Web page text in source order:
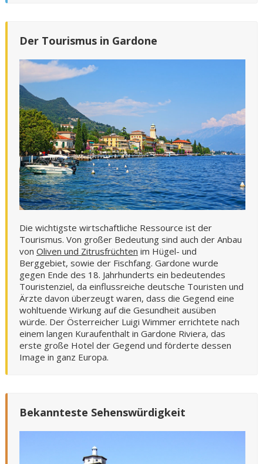
Der Tourismus in Gardone
Die wichtigste wirtschaftliche Ressource ist der
Tourismus. Von großer Bedeutung sind auch der Anbau
von Oliven und Zitrusfrüchten im Hügel- und
Berggebiet, sowie der Fischfang. Gardone wurde
gegen Ende des 18. Jahrhunderts ein bedeutendes
Touristenziel, da einflussreiche deutsche Touristen und
Ärzte davon überzeugt waren, dass die Gegend eine
wohltuende Wirkung auf die Gesundheit ausüben
würde. Der Österreicher Luigi Wimmer errichtete nach
einem langen Kuraufenthalt in Gardone Riviera, das
erste große Hotel der Gegend und förderte dessen
Image in ganz Europa.
Bekannteste Sehenswürdigkeit